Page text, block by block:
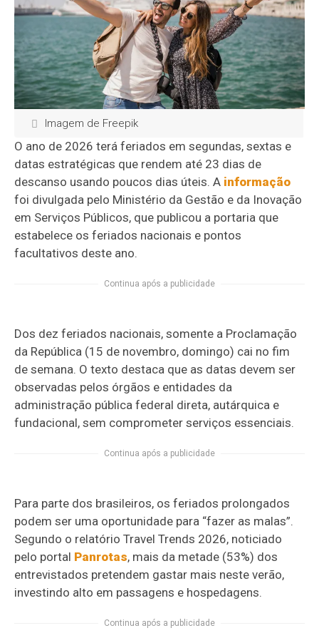
Imagem de Freepik
O ano de 2026 terá feriados em segundas, sextas e
datas estratégicas que rendem até 23 dias de
descanso usando poucos dias úteis. A informação
foi divulgada pelo Ministério da Gestão e da Inovação
em Serviços Públicos, que publicou a portaria que
estabelece os feriados nacionais e pontos
facultativos deste ano.
Continua após a publicidade
Dos dez feriados nacionais, somente a Proclamação
da República (15 de novembro, domingo) cai no fim
de semana. O texto destaca que as datas devem ser
observadas pelos órgãos e entidades da
administração pública federal direta, autárquica e
fundacional, sem comprometer serviços essenciais.
Continua após a publicidade
Para parte dos brasileiros, os feriados prolongados
podem ser uma oportunidade para “fazer as malas”.
Segundo o relatório Travel Trends 2026, noticiado
pelo portal Panrotas, mais da metade (53%) dos
entrevistados pretendem gastar mais neste verão,
investindo alto em passagens e hospedagens.
Continua após a publicidade